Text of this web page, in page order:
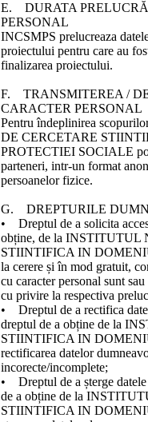
E. DURATA
PERSONAL
INCSMPS prelucreaza
proiectului pentru care au
finalizarea proiectului.
F. TRANSMITEREA /
CARACTER PERSONAL
Pentru îndeplinirea
DE CERCETARE
PROTECTIEI SOCIALE
parteneri, intr-un format
persoanelor fizice.
G. DREPTURILE
• Dreptul de a solicita
obține, de la
STIINTIFICA IN
la cerere și în mod gratuit,
cu caracter personal sunt
cu privire la respectiva
• Dreptul de a rectifica
dreptul de a obține de la
STIINTIFICA IN
rectificarea datelor
incorecte/incomplete;
• Dreptul de a șterge datele
de a obține de la
STIINTIFICA IN